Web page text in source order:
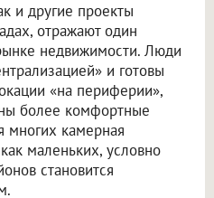
и другие проекты
отражают один
недвижимости. Люди
и готовы
«на периферии»,
более комфортные
многих камерная
маленьких, условно
становится